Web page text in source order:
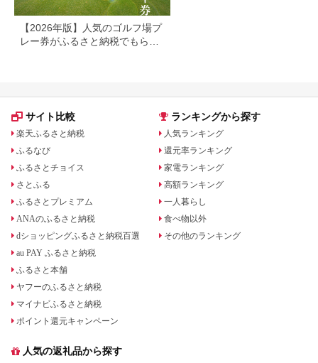
【2026年版】人気のゴルフ場プ
レー券がふるさと納税でもらえ
サイト比較
楽天ふるさと納税
ふるなび
ふるさとチョイス
さとふる
ふるさとプレミアム
ANAのふるさと納税
dショッピングふるさと納税百選
au PAY ふるさと納税
ふるさと本舗
ヤフーのふるさと納税
マイナビふるさと納税
ポイント還元キャンペーン
ランキングから探す
人気ランキング
還元率ランキング
家電ランキング
高額ランキング
一人暮らし
食べ物以外
その他のランキング
人気の返礼品から探す